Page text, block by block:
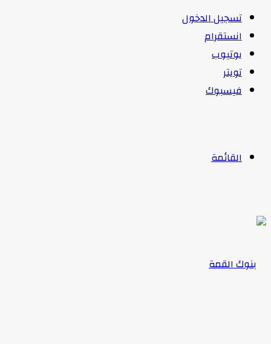
تسجيل الدخول
انستقرام
يوتيوب
تويتر
فيسبوك
القائمة